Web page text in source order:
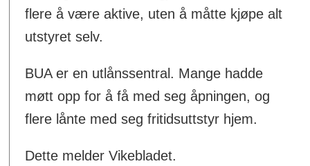
flere å være aktive, uten å måtte kjøpe alt
utstyret selv.
BUA er en utlånssentral. Mange hadde
møtt opp for å få med seg åpningen, og
flere lånte med seg fritidsuttstyr hjem.
Dette melder Vikebladet.